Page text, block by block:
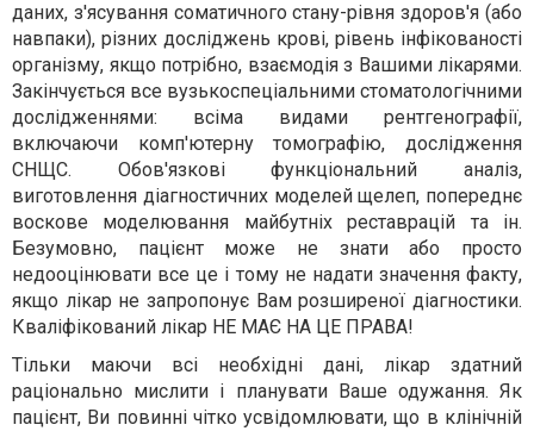
даних, з'ясування соматичного стану-рівня здоров'я (або
навпаки), різних досліджень крові, рівень інфікованості
організму, якщо потрібно, взаємодія з Вашими лікарями.
Закінчується все вузькоспеціальними стоматологічними
дослідженнями: всіма видами рентгенографії,
включаючи комп'ютерну томографію, дослідження
СНЩС. Обов'язкові функціональний аналіз,
виготовлення діагностичних моделей щелеп, попереднє
воскове моделювання майбутніх реставрацій та ін.
Безумовно, пацієнт може не знати або просто
недооцінювати все це і тому не надати значення факту,
якщо лікар не запропонує Вам розширеної діагностики.
Кваліфікований лікар НЕ МАЄ НА ЦЕ ПРАВА!
Тільки маючи всі необхідні дані, лікар здатний
раціонально мислити і планувати Ваше одужання. Як
пацієнт, Ви повинні чітко усвідомлювати, що в клінічній